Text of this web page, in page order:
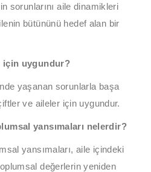
sorunlarını aile dinamikleri
bütününü hedef alan bir
için uygundur?
yaşanan sorunlarla başa
ve aileler için uygundur.
yansımaları nelerdir?
yansımaları, aile içindeki
değerlerin yeniden